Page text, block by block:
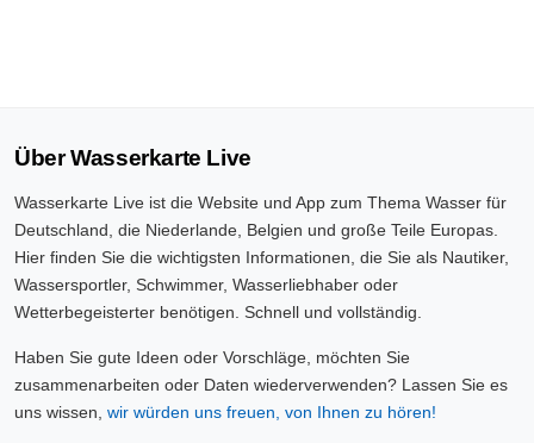
Über Wasserkarte Live
Wasserkarte Live ist die Website und App zum Thema Wasser für
Deutschland, die Niederlande, Belgien und große Teile Europas.
Hier finden Sie die wichtigsten Informationen, die Sie als Nautiker,
Wassersportler, Schwimmer, Wasserliebhaber oder
Wetterbegeisterter benötigen. Schnell und vollständig.
Haben Sie gute Ideen oder Vorschläge, möchten Sie
zusammenarbeiten oder Daten wiederverwenden? Lassen Sie es
uns wissen, wir würden uns freuen, von Ihnen zu hören!